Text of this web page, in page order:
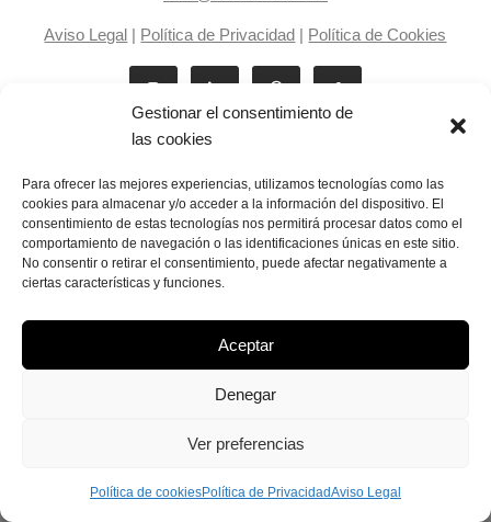
Gestionar el consentimiento de
las cookies
Para ofrecer las mejores experiencias, utilizamos tecnologías como las
cookies para almacenar y/o acceder a la información del dispositivo. El
consentimiento de estas tecnologías nos permitirá procesar datos como el
comportamiento de navegación o las identificaciones únicas en este sitio.
No consentir o retirar el consentimiento, puede afectar negativamente a
ciertas características y funciones.
Aceptar
Denegar
Ver preferencias
Política de cookiesPolítica de PrivacidadAviso Legal
Aviso Legal | Política de Privacidad | Política de Cookies
Laila Victoria © copyright 2025